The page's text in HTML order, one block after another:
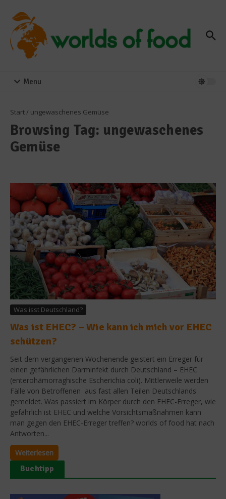
Menu
Start/ ungewaschenes Gemüse
Browsing Tag: ungewaschenes
Gemüse
Was isst Deutschland?
Was ist EHEC? – Wie kann ich mich vor EHEC
schützen?
Seit dem vergangenen Wochenende geistert ein Erreger für
einen gefährlichen Darminfekt durch Deutschland – EHEC
(enterohämorraghische Escherichia coli). Mittlerweile werden
Fälle von Betroffenen aus fast allen Teilen Deutschlands
gemeldet. Was passiert im Körper durch den EHEC-Erreger, wie
gefährlich ist EHEC und welche Vorsichtsmaßnahmen kann
man gegen den EHEC-Erreger treffen? worlds of food hat nach
Antworten...
Weiterlesen
Buchtipp